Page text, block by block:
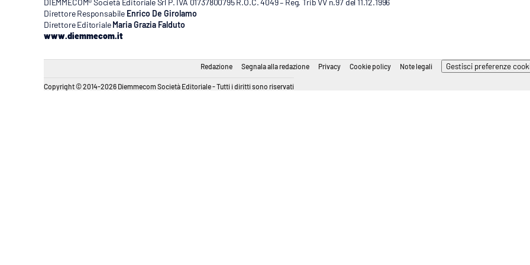
DIEMMECOM® Società Editoriale Srl P. IVA 01737800795 R.O.C. 4049 – Reg. Trib VV n.97 del 11.12.1996
Direttore Responsabile Enrico De Girolamo
Direttore Editoriale Maria Grazia Falduto
www.diemmecom.it
Redazione Segnala alla redazione Privacy Cookie policy Note legali Gestisci preferenze
Copyright © 2014-2026 Diemmecom Società Editoriale - Tutti i diritti sono riservati